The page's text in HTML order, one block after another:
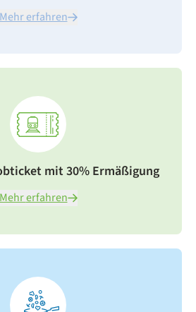
Mehr erfahren
mit 30% Ermäßigung
Mehr erfahren